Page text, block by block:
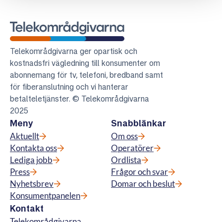
Telekområdgivarna
Telekområdgivarna ger opartisk och
kostnadsfri vägledning till konsumenter om
abonnemang för tv, telefoni, bredband samt
för fiberanslutning och vi hanterar
betalteletjänster. © Telekområdgivarna
2025
Meny
Aktuellt
Kontakta oss
Lediga jobb
Press
Nyhetsbrev
Konsumentpanelen
Snabblänkar
Om oss
Operatörer
Ordlista
Frågor och svar
Domar och beslut
Kontakt